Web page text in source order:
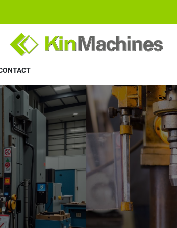
CONTACT